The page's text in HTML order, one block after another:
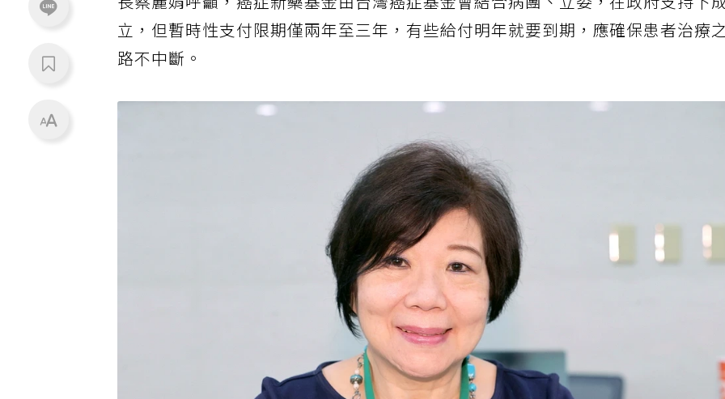
長蔡麗娟呼籲，癌症新藥基金由台灣癌症基金會結合病團、立委，在政府支持下
立，但暫時性支付限期僅兩年至三年，有些給付明年就要到期，應確保患者治療
路不中斷。